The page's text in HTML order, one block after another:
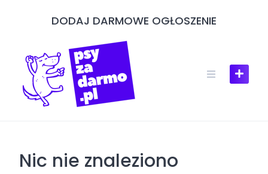
DODAJ DARMOWE OGŁOSZENIE
Nic nie znaleziono